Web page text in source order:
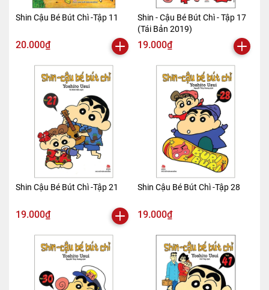
Shin Cậu Bé Bút Chì -Tập 11
20.000₫
Shin - Cậu Bé Bút Chì - Tập 17
(Tái Bản 2019)
19.000₫
Shin Cậu Bé Bút Chì -Tập 21
19.000₫
Shin Cậu Bé Bút Chì -Tập 28
19.000₫